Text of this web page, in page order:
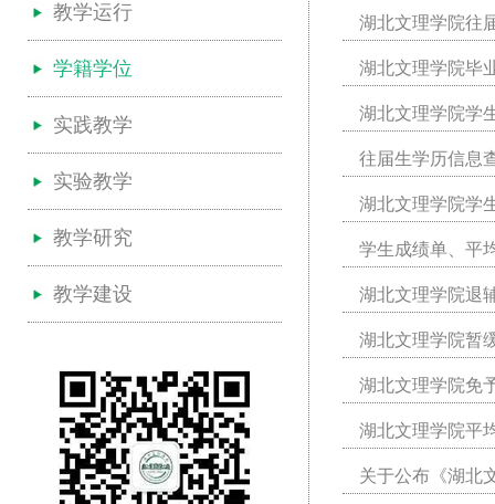
教学运行
学籍学位
实践教学
实验教学
教学研究
教学建设
湖北文理学院往
湖北文理学院毕
湖北文理学院学
往届生学历信息
湖北文理学院学
学生成绩单、平
湖北文理学院退
湖北文理学院暂
湖北文理学院免
湖北文理学院平
关于公布《湖北